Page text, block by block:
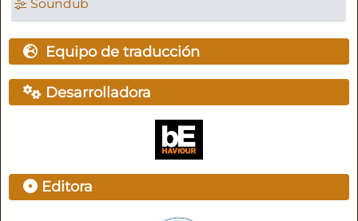
Soundub
Equipo de traducción
Desarrolladora
Editora